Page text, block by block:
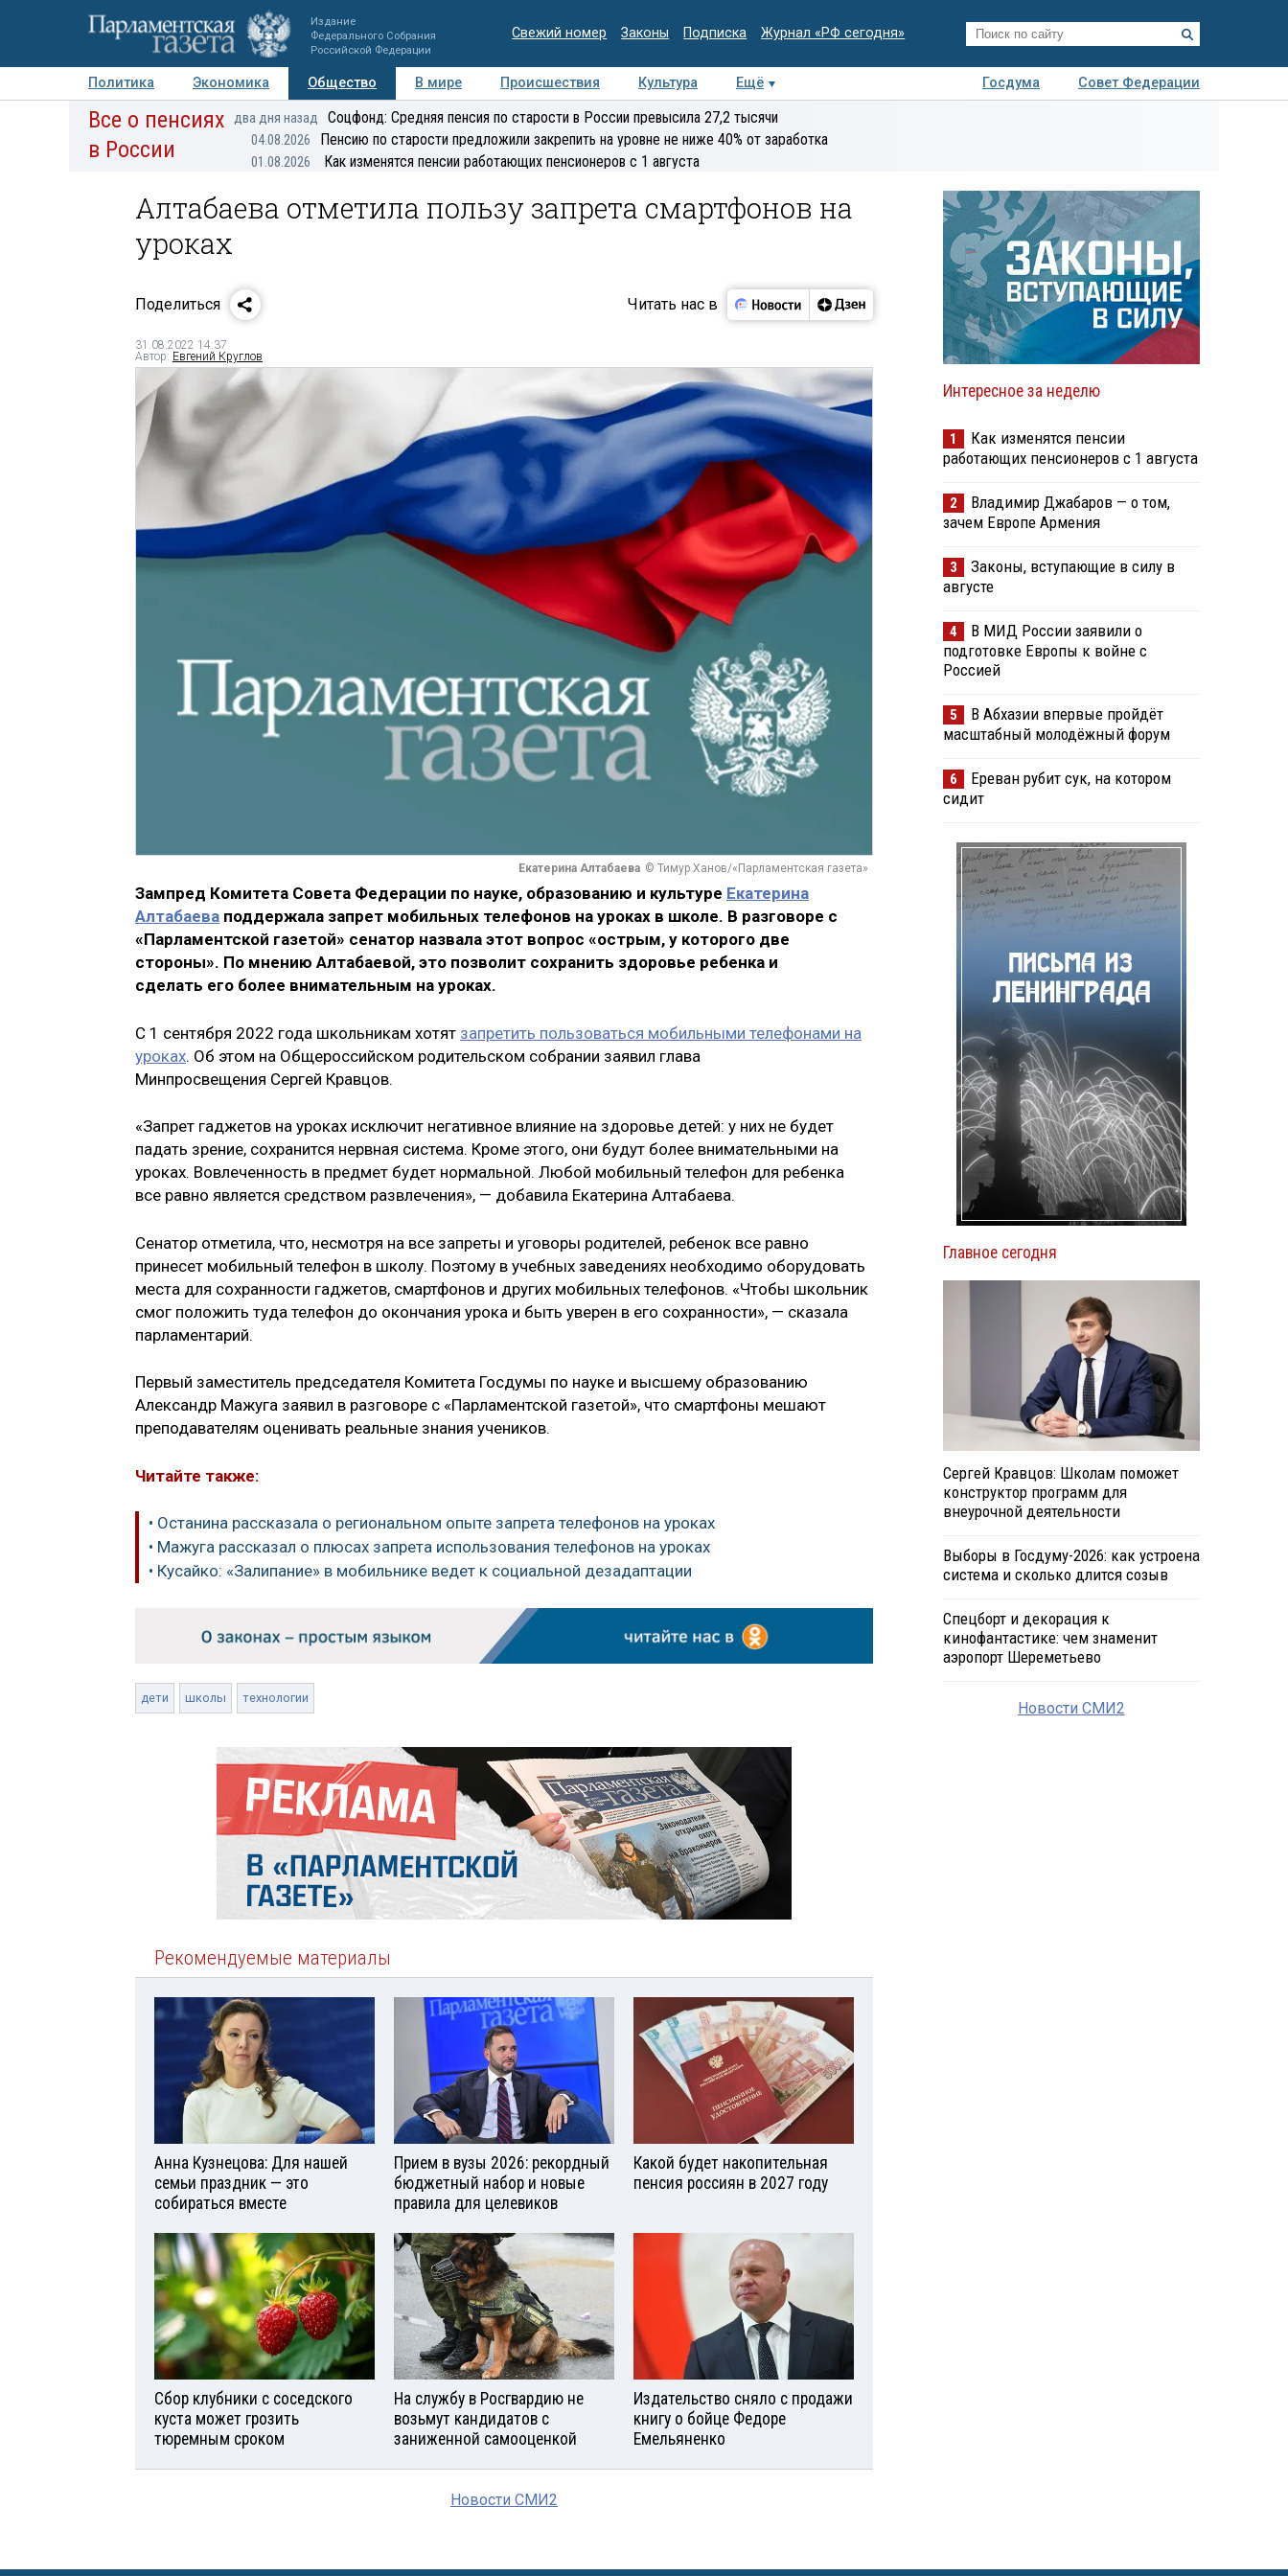
Издание
Федерального Собрания
Российской Федерации
Свежий номер Законы Подписка Журнал «РФ сегодня»
Политика Экономика Общество В мире Происшествия Культура Ещё Госдума
Совет Федерации
Авторы Персоны Мнения Регионы Медиацентр Интервью Колумнисты
Все о пенсиях
в России
два дня назад Соцфонд: Средняя пенсия по старости в России превысила 27,2 тысячи
04.08.2026 Пенсию по старости предложили закрепить на уровне не ниже 40% от заработка
01.08.2026 Как изменятся пенсии работающих пенсионеров с 1 августа
Алтабаева отметила пользу запрета смартфонов на
уроках
Поделиться Читать нас в
31.08.2022 14:37
Автор: Евгений Круглов
Екатерина Алтабаева © Тимур Ханов/«Парламентская газета»
Зампред Комитета Совета Федерации по науке, образованию и культуре Екатерина
Алтабаева поддержала запрет мобильных телефонов на уроках в школе. В разговоре с
«Парламентской газетой» сенатор назвала этот вопрос «острым, у которого две
стороны». По мнению Алтабаевой, это позволит сохранить здоровье ребенка и
сделать его более внимательным на уроках.
С 1 сентября 2022 года школьникам хотят запретить пользоваться мобильными телефонами на
уроках. Об этом на Общероссийском родительском собрании заявил глава
Минпросвещения Сергей Кравцов.
«Запрет гаджетов на уроках исключит негативное влияние на здоровье детей: у них не будет
падать зрение, сохранится нервная система. Кроме этого, они будут более внимательными на
уроках. Вовлеченность в предмет будет нормальной. Любой мобильный телефон для ребенка
все равно является средством развлечения», — добавила Екатерина Алтабаева.
Сенатор отметила, что, несмотря на все запреты и уговоры родителей, ребенок все равно
принесет мобильный телефон в школу. Поэтому в учебных заведениях необходимо оборудовать
места для сохранности гаджетов, смартфонов и других мобильных телефонов. «Чтобы школьник
смог положить туда телефон до окончания урока и быть уверен в его сохранности», — сказала
парламентарий.
Первый заместитель председателя Комитета Госдумы по науке и высшему образованию
Александр Мажуга заявил в разговоре с «Парламентской газетой», что смартфоны мешают
преподавателям оценивать реальные знания учеников.
Читайте также:
• Останина рассказала о региональном опыте запрета телефонов на уроках
• Мажуга рассказал о плюсах запрета использования телефонов на уроках
• Кусайко: «Залипание» в мобильнике ведет к социальной дезадаптации
дети школы технологии
Рекомендуемые материалы
Анна Кузнецова: Для нашей
семьи праздник — это
собираться вместе
Прием в вузы 2026: рекордный
бюджетный набор и новые
правила для целевиков
Какой будет накопительная
пенсия россиян в 2027 году
Сбор клубники с соседского
куста может грозить
тюремным сроком
На службу в Росгвардию не
возьмут кандидатов с
заниженной самооценкой
Издательство сняло с продажи
книгу о бойце Федоре
Емельяненко
Новости СМИ2
Интересное за неделю
1
Как изменятся пенсии
работающих пенсионеров с 1 августа
2
Владимир Джабаров — о том,
зачем Европе Армения
3
Законы, вступающие в силу в
августе
4
В МИД России заявили о
подготовке Европы к войне с
Россией
5
В Абхазии впервые пройдёт
масштабный молодёжный форум
6
Ереван рубит сук, на котором
сидит
Главное сегодня
Сергей Кравцов: Школам поможет
конструктор программ для
внеурочной деятельности
Выборы в Госдуму-2026: как устроена
система и сколько длится созыв
Спецборт и декорация к
кинофантастике: чем знаменит
аэропорт Шереметьево
Новости СМИ2